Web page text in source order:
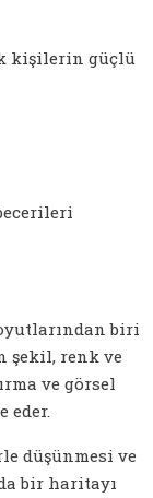
kişilerin güçlü
biri
şekil, renk ve
ve görsel
eder.
düşünmesi ve
bir haritayı